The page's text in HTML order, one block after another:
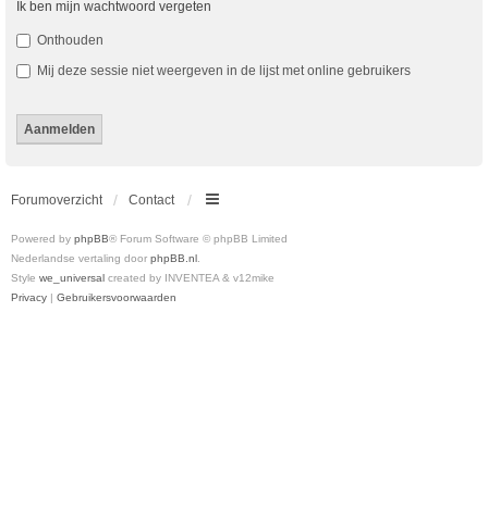
Ik ben mijn wachtwoord vergeten
Onthouden
Mij deze sessie niet weergeven in de lijst met online gebruikers
Forumoverzicht Contact
Powered by phpBB® Forum Software © phpBB Limited
Nederlandse vertaling door phpBB.nl
Style we_universal created by INVENTEA & v12mike
Privacy | Gebruikersvoorwaarden